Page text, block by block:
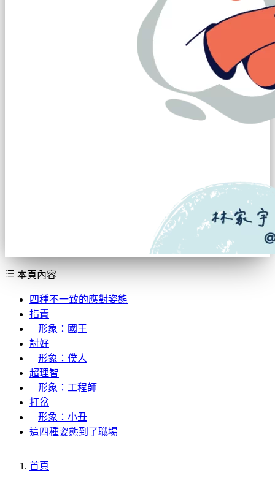
本頁內容
四種不一致的應對姿態
指責
形象：國王
討好
形象：僕人
超理智
形象：工程師
打岔
形象：小丑
這四種姿態到了職場
首頁